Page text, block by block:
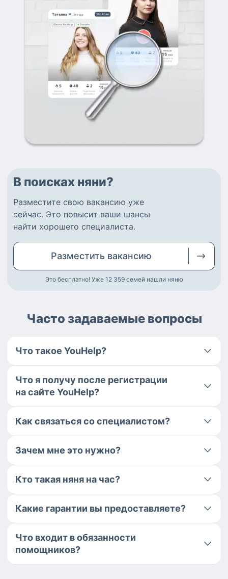
В поисках няни?
Разместите свою вакансию уже
сейчас. Это повысит ваши шансы
найти хорошего специалиста.
Разместить вакансию
Это бесплатно! Уже 12 359 семей нашли няню
Часто задаваемые вопросы
Что такое YouHelp?
Что я получу после регистрации
на сайте YouHelp?
Как связаться со специалистом?
Зачем мне это нужно?
Кто такая няня на час?
Какие гарантии вы предоставляете?
Что входит в обязанности
помощников?